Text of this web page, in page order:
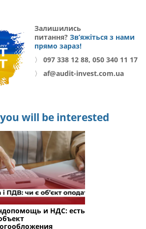
Залишились
питання? Зв’яжіться з нами
прямо зараз!
〉
097 338 12 88, 050 340 11 17
〉
af@audit-invest.com.ua
will be interested
и НДС: есть